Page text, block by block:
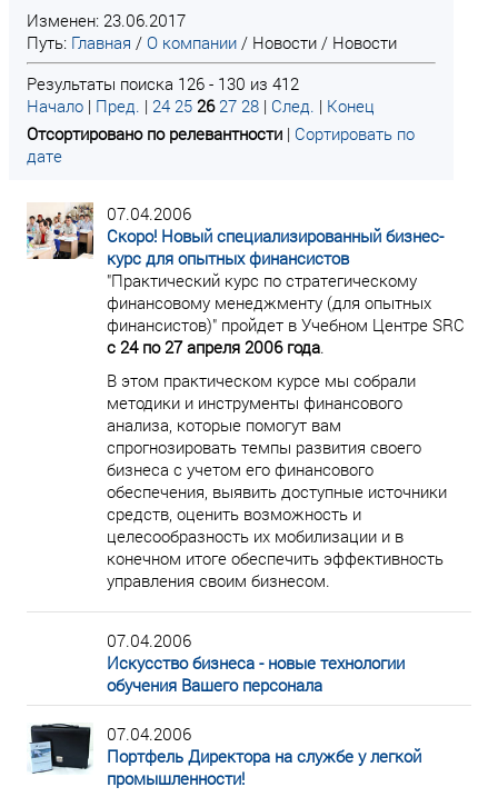
Изменен: 23.06.2017
Путь: Главная / О компании / Новости / Новости
Результаты поиска 126 - 130 из 412
Начало | Пред. | 24 25 26 27 28 | След. | Конец
Отсортировано по релевантности | Сортировать по
дате
07.04.2006
Скоро! Новый специализированный бизнес-
курс для опытных финансистов
"Практический курс по стратегическому
финансовому менеджменту (для опытных
финансистов)" пройдет в Учебном Центре SRC
с 24 по 27 апреля 2006 года.
В этом практическом курсе мы собрали
методики и инструменты финансового
анализа, которые помогут вам
спрогнозировать темпы развития своего
бизнеса с учетом его финансового
обеспечения, выявить доступные источники
средств, оценить возможность и
целесообразность их мобилизации и в
конечном итоге обеспечить эффективность
управления своим бизнесом.
07.04.2006
Искусство бизнеса - новые технологии
обучения Вашего персонала
07.04.2006
Портфель Директора на службе у легкой
промышленности!